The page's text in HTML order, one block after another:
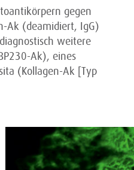
gegen
Ak (deamidiert, IgG)
weitere
Ak), eines
(Kollagen-Ak ­[Typ